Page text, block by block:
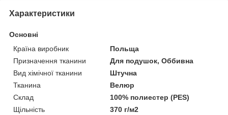
Характеристики
Основні
Країна виробник
Польща
Призначення тканини
Для подушок, Оббивна
Вид хімічної тканини
Штучна
Тканина
Велюр
Склад
100% полиестер (PES)
Щільність
370 г/м2